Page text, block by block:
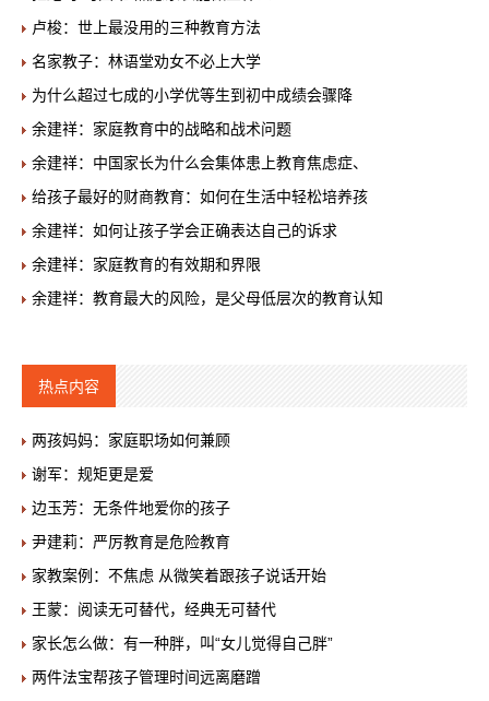
卢梭：世上最没用的三种教育方法
名家教子：林语堂劝女不必上大学
为什么超过七成的小学优等生到初中成绩会骤降
余建祥：家庭教育中的战略和战术问题
余建祥：中国家长为什么会集体患上教育焦虑症、
给孩子最好的财商教育：如何在生活中轻松培养孩
余建祥：如何让孩子学会正确表达自己的诉求
余建祥：家庭教育的有效期和界限
余建祥：教育最大的风险，是父母低层次的教育认知
热点内容
两孩妈妈：家庭职场如何兼顾
谢军：规矩更是爱
边玉芳：无条件地爱你的孩子
尹建莉：严厉教育是危险教育
家教案例：不焦虑 从微笑着跟孩子说话开始
王蒙：阅读无可替代，经典无可替代
家长怎么做：有一种胖，叫“女儿觉得自己胖”
两件法宝帮孩子管理时间远离磨蹭